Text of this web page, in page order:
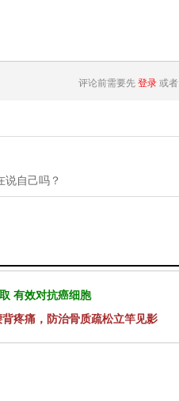
评论前需要先 登录 或者
说自己吗？
有效对抗癌细胞
疼痛，防治骨质疏松立竿见影